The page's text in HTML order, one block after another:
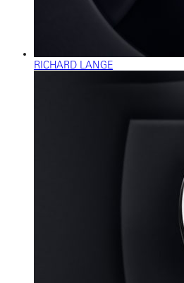
RICHARD LANGE